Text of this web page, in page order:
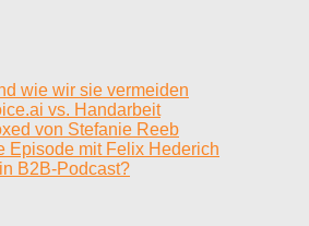
wie wir sie vermeiden
vs. Handarbeit
von Stefanie Reeb
Episode mit Felix Hederich
B2B-Podcast?